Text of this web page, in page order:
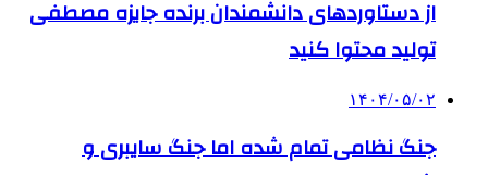
از دستاوردهای دانشمندان برنده جایزه مصطفی
تولید محتوا کنید
۱۴۰۴/۰۵/۰۲
جنگ نظامی تمام شده اما جنگ سایبری و